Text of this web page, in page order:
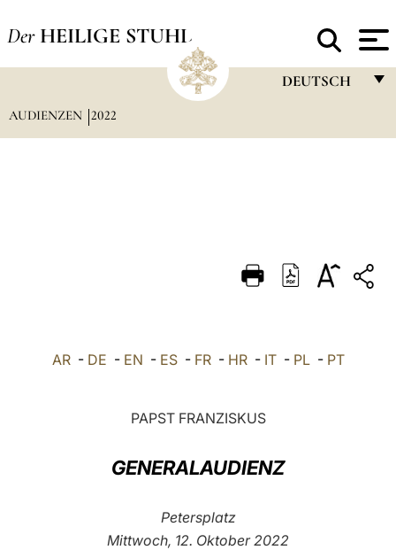
Der HEILIGE STUHL
DEUTSCH
DEUTSCH
العربيّة
AUDIENZEN 2022
AR- DE - EN - ES- FR- HR- IT- PL- PT
PAPST FRANZISKUS
GENERALAUDIENZ
Petersplatz
Mittwoch, 12. Oktober 2022